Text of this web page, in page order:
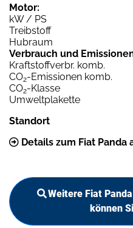
Motor:
kW / PS
Treibstoff
Hubraum
Verbrauch und
Kraftstoffverbr. komb.
CO2-Emissionen komb.
CO2-Klasse
Umweltplakette
Standort
Details zum Fiat Panda
Weitere Fiat
können